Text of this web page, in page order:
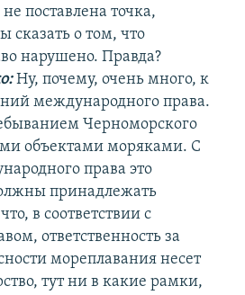
поставлена точка,
сказать о том, что
нарушено. Правда?
Ну, почему, очень много, к
международного права.
Черноморского
объектами моряками. С
права это
принадлежать
в соответствии с
ответственность за
мореплавания несет
тут ни в какие рамки,